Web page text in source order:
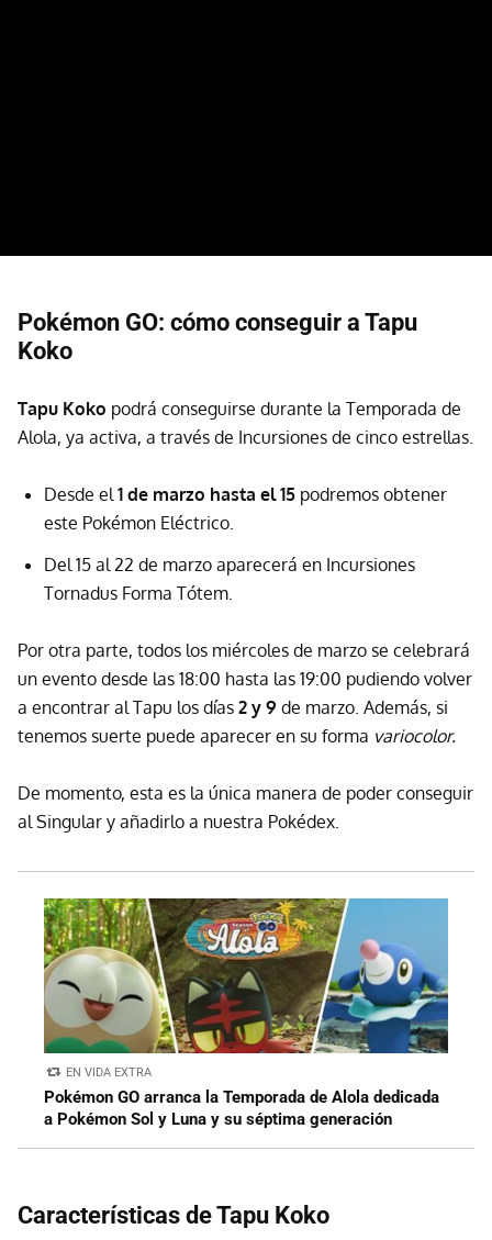
Pokémon GO: cómo conseguir a Tapu
Koko
Tapu Koko podrá conseguirse durante la Temporada de
Alola, ya activa, a través de Incursiones de cinco estrellas.
Desde el1 de marzo hasta el 15 podremos obtener
este Pokémon Eléctrico.
Del 15 al 22 de marzo aparecerá en Incursiones
Tornadus Forma Tótem.
Por otra parte, todos los miércoles de marzo se celebrará
un evento desde las 18:00 hasta las 19:00 pudiendo volver
a encontrar al Tapu los días 2 y 9 de marzo. Además, si
tenemos suerte puede aparecer en su forma variocolor.
De momento, esta es la única manera de poder conseguir
al Singular y añadirlo a nuestra Pokédex.
EN VIDA EXTRA
Pokémon GO arranca la Temporada de Alola dedicada
a Pokémon Sol y Luna y su séptima generación
Características de Tapu Koko